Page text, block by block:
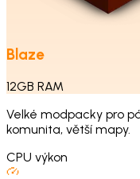
Blaze
12GB RAM
Velké modpacky pro
komunita, větší mapy.
CPU výkon